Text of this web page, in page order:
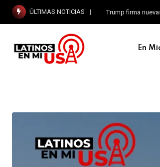
ÚLTIMAS NOTICIAS Trump firma
En